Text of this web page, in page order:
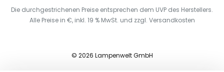
Die durchgestrichenen Preise entsprechen dem UVP des Herstellers.
Alle Preise in €, inkl. 19 % MwSt. und zzgl. Versandkosten
© 2026 Lampenwelt GmbH